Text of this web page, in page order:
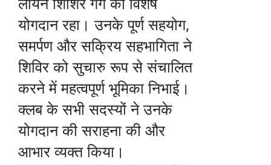
योगदान रहा। उनके पूर्ण सहयोग,
समर्पण और सक्रिय सहभागिता ने
शिविर को सुचारु रूप से संचालित
करने में महत्वपूर्ण भूमिका निभाई।
क्लब के सभी सदस्यों ने उनके
योगदान की सराहना की और
आभार व्यक्त किया।